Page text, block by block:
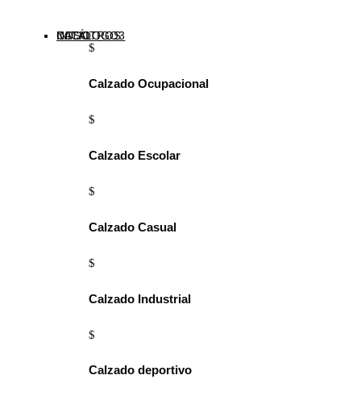
INICIO
NOSOTROS
CATÁLOGO3
$
Calzado Ocupacional
$
Calzado Escolar
$
Calzado Casual
$
Calzado Industrial
$
Calzado deportivo